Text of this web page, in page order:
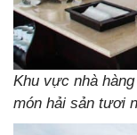
Khu vực nhà
món hải sản tươi